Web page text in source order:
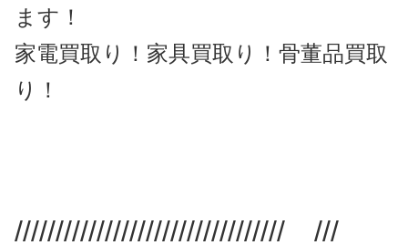
ます！
家電買取り！家具買取り！骨董品買取
り！
///////////////////////////////// ///